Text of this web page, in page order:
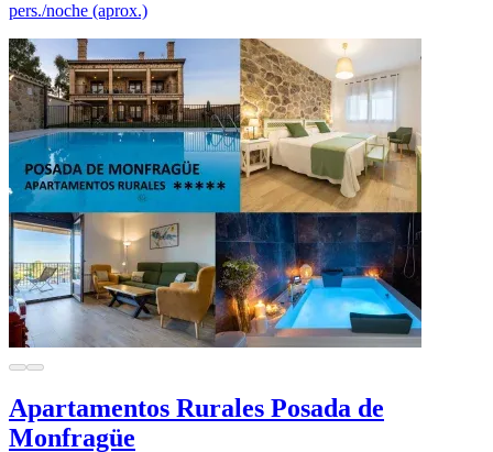
pers./noche (aprox.)
Apartamentos Rurales Posada de
Monfragüe